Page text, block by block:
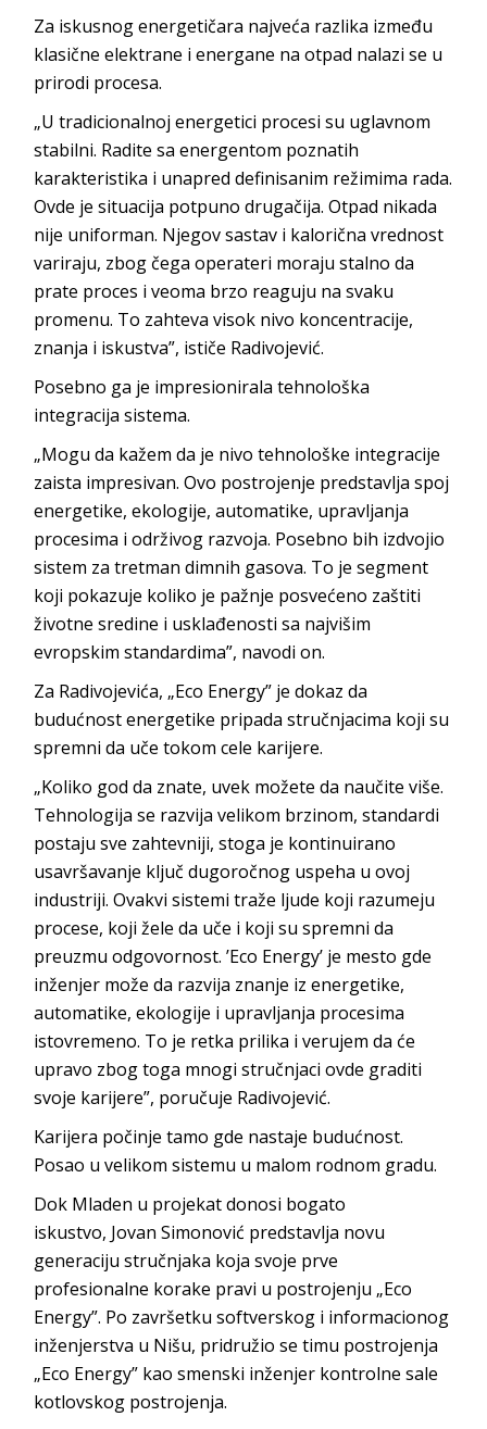
Za iskusnog energetičara najveća razlika između
klasične elektrane i energane na otpad nalazi se u
prirodi procesa.
„U tradicionalnoj energetici procesi su uglavnom
stabilni. Radite sa energentom poznatih
karakteristika i unapred definisanim režimima rada.
Ovde je situacija potpuno drugačija. Otpad nikada
nije uniforman. Njegov sastav i kalorična vrednost
variraju, zbog čega operateri moraju stalno da
prate proces i veoma brzo reaguju na svaku
promenu. To zahteva visok nivo koncentracije,
znanja i iskustva”, ističe Radivojević.
Posebno ga je impresionirala tehnološka
integracija sistema.
„Mogu da kažem da je nivo tehnološke integracije
zaista impresivan. Ovo postrojenje predstavlja spoj
energetike, ekologije, automatike, upravljanja
procesima i održivog razvoja. Posebno bih izdvojio
sistem za tretman dimnih gasova. To je segment
koji pokazuje koliko je pažnje posvećeno zaštiti
životne sredine i usklađenosti sa najvišim
evropskim standardima”, navodi on.
Za Radivojevića, „Eco Energy” je dokaz da
budućnost energetike pripada stručnjacima koji su
spremni da uče tokom cele karijere.
„Koliko god da znate, uvek možete da naučite više.
Tehnologija se razvija velikom brzinom, standardi
postaju sve zahtevniji, stoga je kontinuirano
usavršavanje ključ dugoročnog uspeha u ovoj
industriji. Ovakvi sistemi traže ljude koji razumeju
procese, koji žele da uče i koji su spremni da
preuzmu odgovornost. ’Eco Energy’ je mesto gde
inženjer može da razvija znanje iz energetike,
automatike, ekologije i upravljanja procesima
istovremeno. To je retka prilika i verujem da će
upravo zbog toga mnogi stručnjaci ovde graditi
svoje karijere”, poručuje Radivojević.
Karijera počinje tamo gde nastaje budućnost.
Posao u velikom sistemu u malom rodnom gradu.
Dok Mladen u projekat donosi bogato
iskustvo, Jovan Simonović predstavlja novu
generaciju stručnjaka koja svoje prve
profesionalne korake pravi u postrojenju „Eco
Energy”. Po završetku softverskog i informacionog
inženjerstva u Nišu, pridružio se timu postrojenja
„Eco Energy” kao smenski inženjer kontrolne sale
kotlovskog postrojenja.